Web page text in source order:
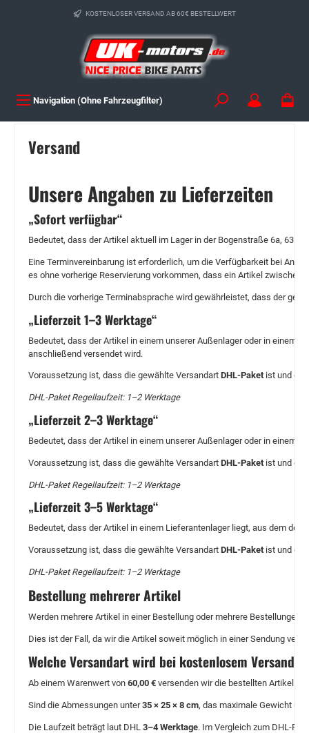
KOSTENLOSER VERSAND AB 60€ BESTELLWERT
Navigation (Ohne Fahrzeugfilter)
Versand
Unsere Angaben zu Lieferzeiten
„Sofort verfügbar“
Bedeutet, dass der Artikel aktuell im Lager in der Bogenstraße 6a,
Eine Terminvereinbarung ist erforderlich, um die Verfügbarkeit bei
es ohne vorherige Reservierung vorkommen, dass ein Artikel
Durch die vorherige Terminabsprache wird gewährleistet, dass der
„Lieferzeit 1–3 Werktage“
Bedeutet, dass der Artikel in einem unserer Außenlager oder in einem
anschließend versendet wird.
Voraussetzung ist, dass die gewählte Versandart DHL-Paketist und die
DHL-Paket Regellaufzeit: 1–2 Werktage
„Lieferzeit 2–3 Werktage“
Bedeutet, dass der Artikel in einem unserer Außenlager oder in einem
Voraussetzung ist, dass die gewählte Versandart DHL-Paket ist und die
DHL-Paket Regellaufzeit: 1–2 Werktage
„Lieferzeit 3–5 Werktage“
Bedeutet, dass der Artikel in einem Lieferantenlager liegt, aus dem
Voraussetzung ist, dass die gewählte Versandart DHL-Paketist und die
DHL-Paket Regellaufzeit: 1–2 Werktage
Bestellung mehrerer Artikel
Werden mehrere Artikel in einer Bestellung oder mehrere
Dies ist der Fall, da wir die Artikel soweit möglich in einer Sendung
Welche Versandart wird bei kostenlosem Versand
Ab einem Warenwert von 60,00 € versenden wir die bestellten Artikel
Sind die Abmessungen unter35 × 25 × 8 cm, das maximale Gewicht
Die Laufzeit beträgt laut DHL 3–4 Werktage. Im Vergleich zum DHL-